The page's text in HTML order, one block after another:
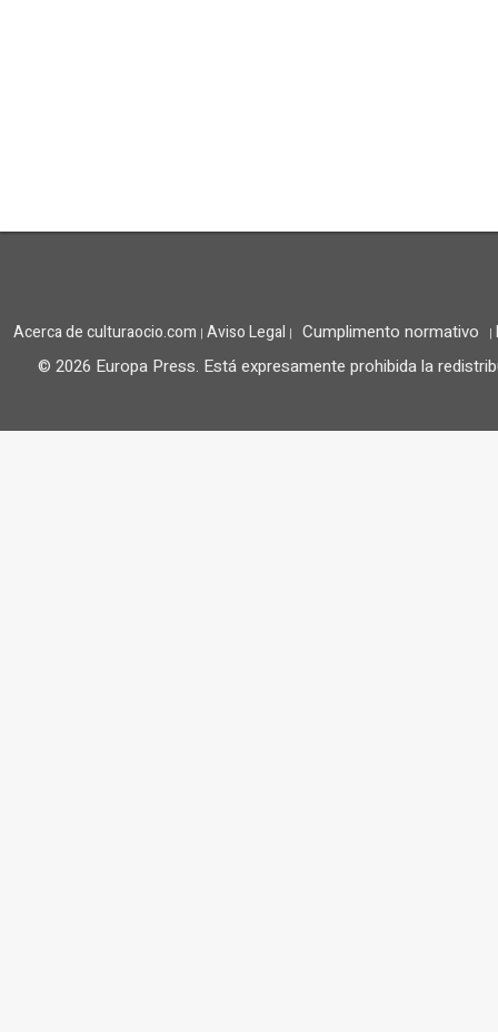
Acerca de culturaocio.com | Aviso Legal | Cumplimento normativo |
© 2026 Europa Press. Está expresamente prohibida la